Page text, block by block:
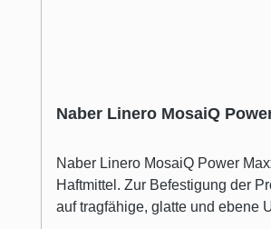
Naber Linero MosaiQ
Naber Linero MosaiQ Power Maxx.
Haftmittel. Zur Befestigung der
auf tragfähige, glatte und ebene